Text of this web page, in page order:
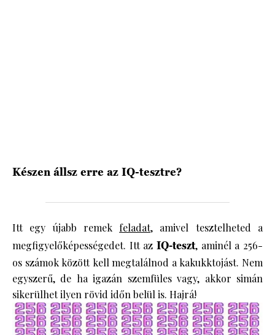
Készen állsz erre az IQ-tesztre?
Itt egy újabb remek feladat, amivel tesztelheted a
megfigyelőképességedet. Itt az IQ-teszt, aminél a 256-
os számok között kell megtalálnod a kakukktojást. Nem
egyszerű, de ha igazán szemfüles vagy, akkor simán
sikerülhet ilyen rövid időn belül is. Hajrá!